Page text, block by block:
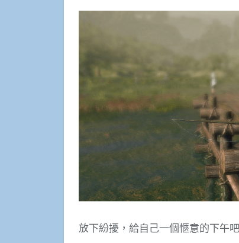
放下紛擾，給自己一個愜意的下午吧